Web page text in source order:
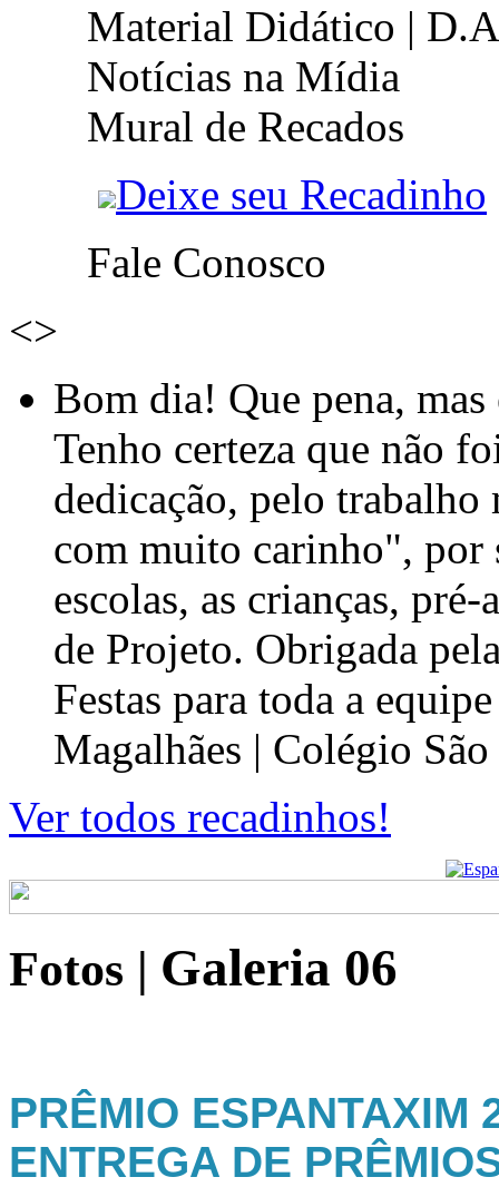
Material Didático |
Notícias na Mídia
Mural de Recados
Deixe seu Recadinho
Fale Conosco
<>
Bom dia! Que pena,
Tenho certeza que não
dedicação, pelo
com muito carinho", por
escolas, as crianças, pré-
de Projeto. Obrigada
Festas para toda a
Magalhães | Colégio
Ver todos recadinhos!
Fotos | Galeria 06
PRÊMIO ESPANTAXIM
ENTREGA DE